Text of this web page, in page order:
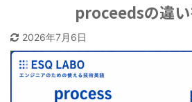
proceedsの違
2026年7月6日